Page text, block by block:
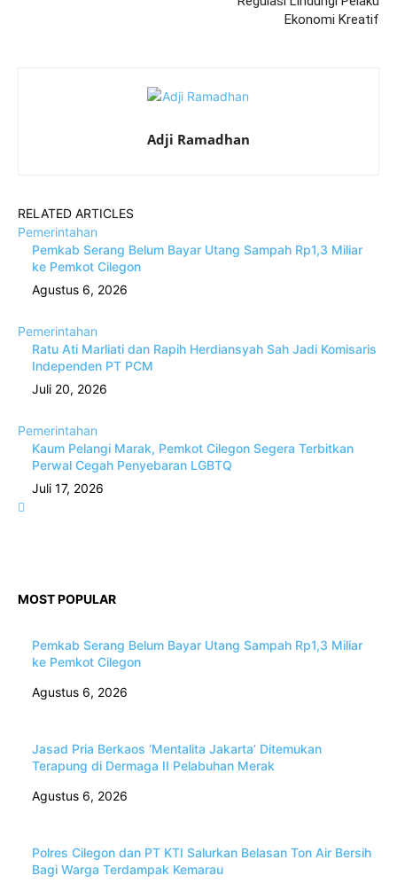
Ekonomi Kreatif
Adji Ramadhan
RELATED ARTICLES
Pemerintahan
Pemkab Serang Belum Bayar Utang Sampah Rp1,3 Miliar
ke Pemkot Cilegon
Agustus 6, 2026
Pemerintahan
Ratu Ati Marliati dan Rapih Herdiansyah Sah Jadi Komisaris
Independen PT PCM
Juli 20, 2026
Pemerintahan
Kaum Pelangi Marak, Pemkot Cilegon Segera Terbitkan
Perwal Cegah Penyebaran LGBTQ
Juli 17, 2026
MOST POPULAR
Pemkab Serang Belum Bayar Utang Sampah Rp1,3 Miliar
ke Pemkot Cilegon
Agustus 6, 2026
Jasad Pria Berkaos ‘Mentalita Jakarta’ Ditemukan
Terapung di Dermaga II Pelabuhan Merak
Agustus 6, 2026
Polres Cilegon dan PT KTI Salurkan Belasan Ton Air Bersih
Bagi Warga Terdampak Kemarau